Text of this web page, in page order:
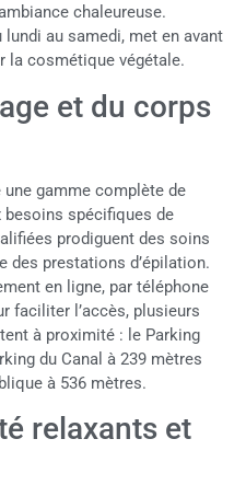
chaleureuse.
lundi au samedi, met en avant
la cosmétique végétale.
et du corps
une gamme complète de
spécifiques de
prodiguent des soins
des prestations d’épilation.
en ligne, par téléphone
faciliter l’accès, plusieurs
à proximité : le Parking
du Canal à 239 mètres
à 536 mètres.
relaxants et